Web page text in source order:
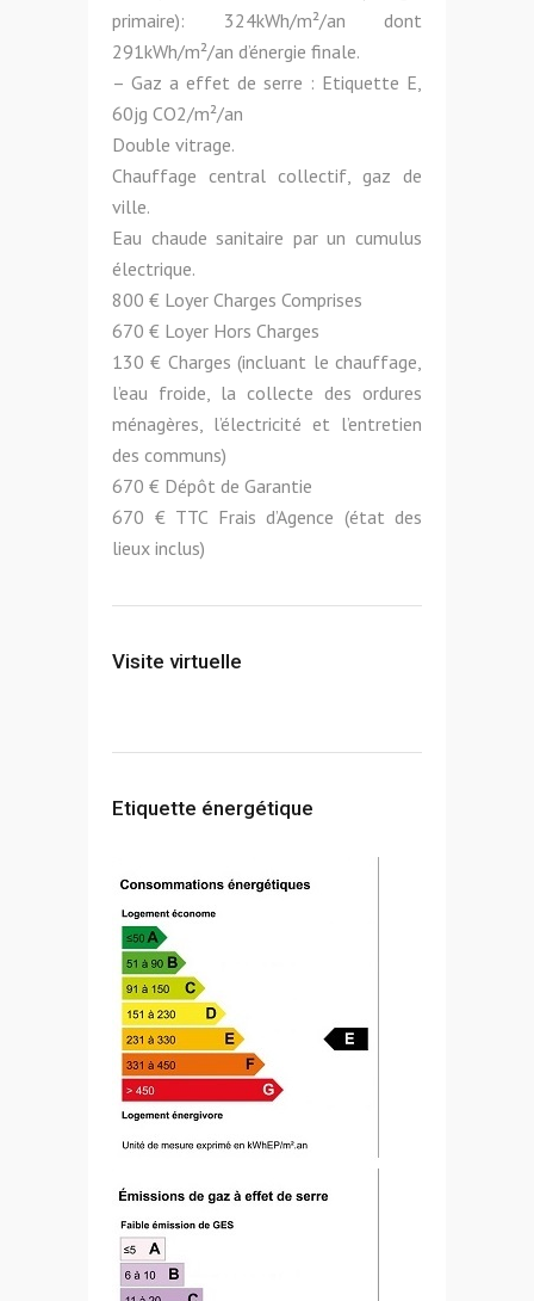
primaire): 324kWh/m²/an dont
291kWh/m²/an d’énergie finale.
– Gaz a effet de serre : Etiquette E,
60jg CO2/m²/an
Double vitrage.
Chauffage central collectif, gaz de
ville.
Eau chaude sanitaire par un cumulus
électrique.
800 € Loyer Charges Comprises
670 € Loyer Hors Charges
130 € Charges (incluant le chauffage,
l’eau froide, la collecte des ordures
ménagères, l’électricité et l’entretien
des communs)
670 € Dépôt de Garantie
670 € TTC Frais d’Agence (état des
lieux inclus)
Visite virtuelle
Etiquette énergétique